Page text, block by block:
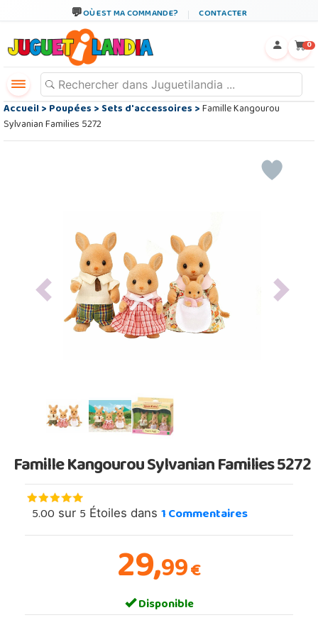
OÙ EST MA COMMANDE? CONTACTER
0
Accueil>Poupées>Sets d'accessoires>Famille Kangourou
Sylvanian Families 5272
Previous Next
Famille Kangourou Sylvanian Families 5272
5.00 sur 5 Étoiles dans 1Commentaires
29,99€
Disponible